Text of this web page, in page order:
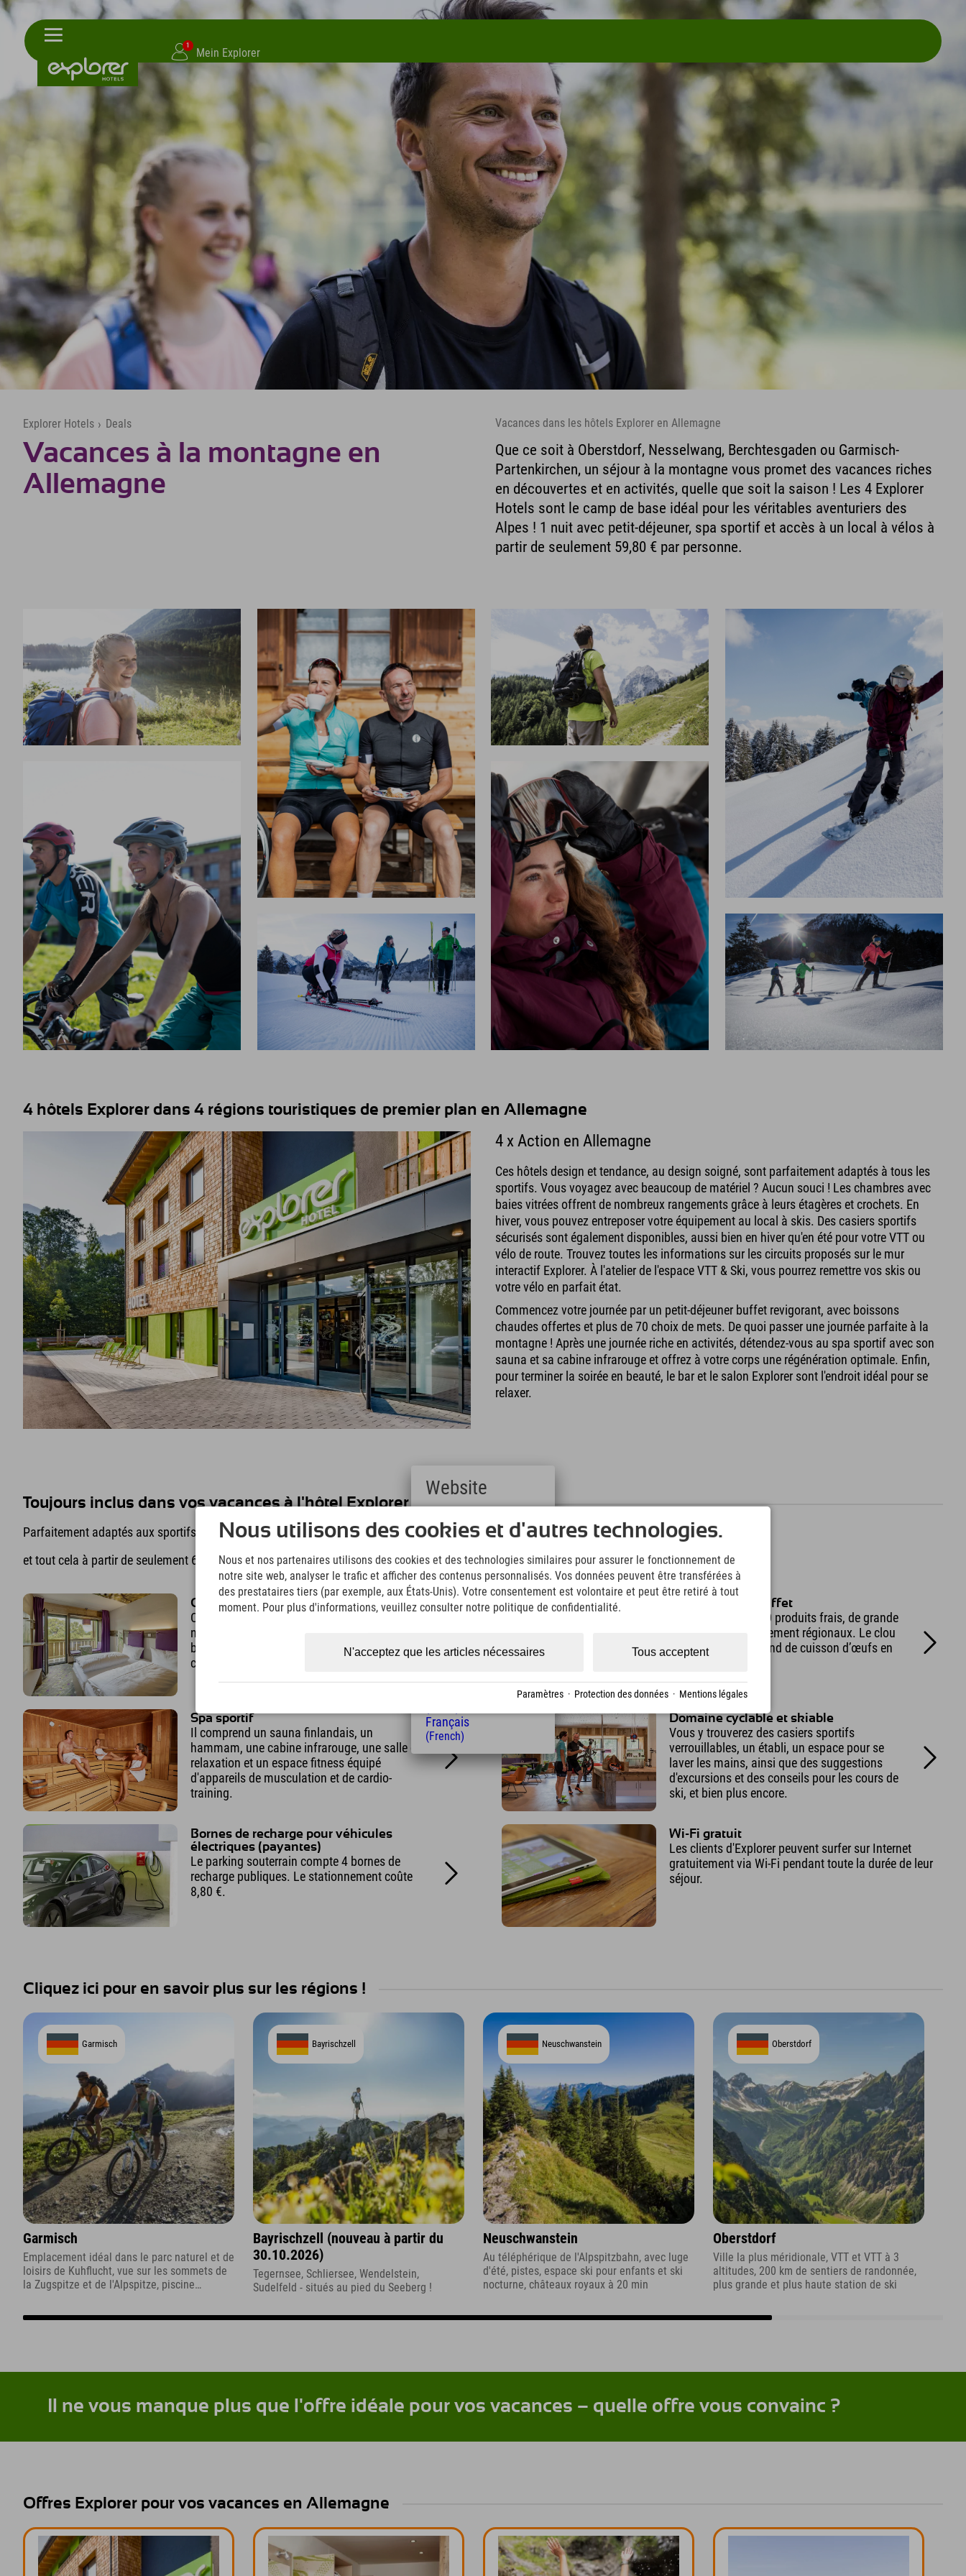
1
Mein Explorer
Explorer Hotels › Deals
Vacances à la montagne en
Allemagne
Vacances dans les hôtels Explorer en Allemagne
Que ce soit à Oberstdorf, Nesselwang, Berchtesgaden ou Garmisch-
Partenkirchen, un séjour à la montagne vous promet des vacances riches
en découvertes et en activités, quelle que soit la saison ! Les 4 Explorer
Hotels sont le camp de base idéal pour les véritables aventuriers des
Alpes ! 1 nuit avec petit-déjeuner, spa sportif et accès à un local à vélos à
partir de seulement 59,80 € par personne.
4 hôtels Explorer dans 4 régions touristiques de premier plan en Allemagne
4 x Action en Allemagne
Ces hôtels design et tendance, au design soigné, sont parfaitement adaptés à tous les
sportifs. Vous voyagez avec beaucoup de matériel ? Aucun souci ! Les chambres avec
baies vitrées offrent de nombreux rangements grâce à leurs étagères et crochets. En
hiver, vous pouvez entreposer votre équipement au local à skis. Des casiers sportifs
sécurisés sont également disponibles, aussi bien en hiver qu'en été pour votre VTT ou
vélo de route. Trouvez toutes les informations sur les circuits proposés sur le mur
interactif Explorer. À l'atelier de l'espace VTT & Ski, vous pourrez remettre vos skis ou
votre vélo en parfait état.
Commencez votre journée par un petit-déjeuner buffet revigorant, avec boissons
chaudes offertes et plus de 70 choix de mets. De quoi passer une journée parfaite à la
montagne ! Après une journée riche en activités, détendez-vous au spa sportif avec son
sauna et sa cabine infrarouge et offrez à votre corps une régénération optimale. Enfin,
pour terminer la soirée en beauté, le bar et le salon Explorer sont l'endroit idéal pour se
relaxer.
Toujours inclus dans vos vacances à l'hôtel Explorer
Parfaitement adaptés aux sportifs, les 4 hôtels écologiques Explorer en Allemagne offrent tout le nécessaire pour des vacances actives –
et tout cela à partir de seulement 69,80 € par personne.
Chambre design
Chambres au design moderne avec de
nombreux espaces de rangement, coffre-fort,
banquette près de la baie vitrée et lit double
confortable.
Petit-déjeuner buffet
Choisissez parmi 70 produits frais, de grande
qualité et majoritairement régionaux. Le clou
du spectacle : le stand de cuisson d’œufs en
libre-service.
Spa sportif
Il comprend un sauna finlandais, un
hammam, une cabine infrarouge, une salle de
relaxation et un espace fitness équipé
d'appareils de musculation et de cardio-
training.
Domaine cyclable et skiable
Vous y trouverez des casiers sportifs
verrouillables, un établi, un espace pour se
laver les mains, ainsi que des suggestions
d'excursions et des conseils pour les cours de
ski, et bien plus encore.
Bornes de recharge pour véhicules
électriques (payantes)
Le parking souterrain compte 4 bornes de
recharge publiques. Le stationnement coûte
8,80 €.
Wi-Fi gratuit
Les clients d'Explorer peuvent surfer sur Internet
gratuitement via Wi-Fi pendant toute la durée de leur
séjour.
Cliquez ici pour en savoir plus sur les régions !
Garmisch
Garmisch
Emplacement idéal dans le parc naturel et de
loisirs de Kuhflucht, vue sur les sommets de
la Zugspitze et de l'Alpspitze, piscine
Bayrischzell
Bayrischzell (nouveau à partir du
30.10.2026)
Tegernsee, Schliersee, Wendelstein,
Sudelfeld - situés au pied du Seeberg !
Neuschwanstein
Neuschwanstein
Au téléphérique de l'Alpspitzbahn, avec luge
d'été, pistes, espace ski pour enfants et ski
nocturne, châteaux royaux à 20 min
Oberstdorf
Oberstdorf
Ville la plus méridionale, VTT et VTT à 3
altitudes, 200 km de sentiers de randonnée,
plus grande et plus haute station de ski
Il ne vous manque plus que l'offre idéale pour vos vacances – quelle offre vous convainc ?
Offres Explorer pour vos vacances en Allemagne
Nous utilisons des cookies et d'autres technologies.
Nous et nos partenaires utilisons des cookies et des technologies similaires pour assurer le fonctionnement de
notre site web, analyser le trafic et afficher des contenus personnalisés. Vos données peuvent être transférées à
des prestataires tiers (par exemple, aux États-Unis). Votre consentement est volontaire et peut être retiré à tout
moment. Pour plus d'informations, veuillez consulter notre politique de confidentialité.
Tous acceptent
N'acceptez que les articles nécessaires
Paramètres · Protection des données · Mentions légales
Website
Deutsch
(German)
(English)
Italiano
(Italian)
Čeština
(Polish)
(Hungarian)
Français
(French)